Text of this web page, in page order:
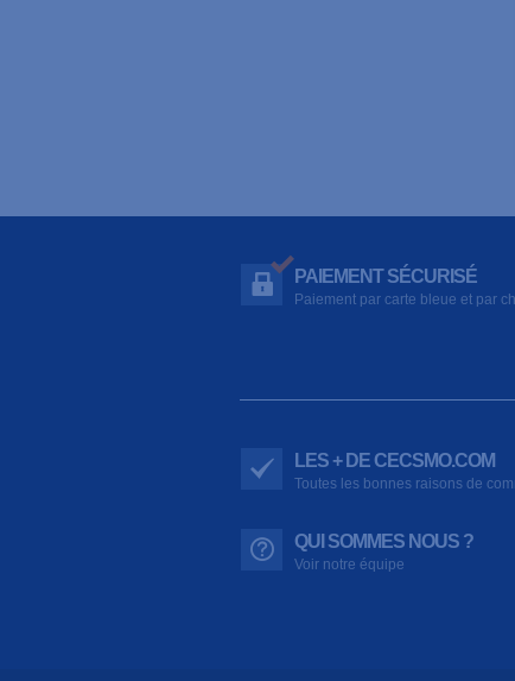
PAIEMENT SÉCURISÉ
Paiement par carte bleue et par
LES + DE CECSMO.COM
Toutes les bonnes raisons de
QUI SOMMES NOUS ?
Voir notre équipe